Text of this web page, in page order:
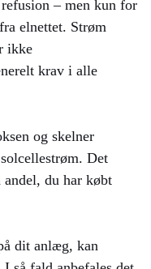
– men kun for
elnettet. Strøm
ikke
krav i alle
og skelner
Det
du har købt
dit anlæg, kan